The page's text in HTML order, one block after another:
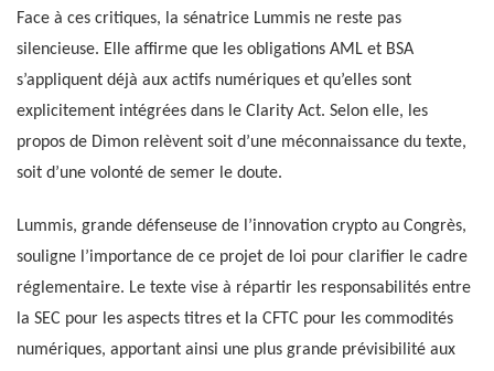
Face à ces critiques, la sénatrice Lummis ne reste pas
silencieuse. Elle affirme que les obligations AML et BSA
s’appliquent déjà aux actifs numériques et qu’elles sont
explicitement intégrées dans le Clarity Act. Selon elle, les
propos de Dimon relèvent soit d’une méconnaissance du texte,
soit d’une volonté de semer le doute.
Lummis, grande défenseuse de l’innovation crypto au Congrès,
souligne l’importance de ce projet de loi pour clarifier le cadre
réglementaire. Le texte vise à répartir les responsabilités entre
la SEC pour les aspects titres et la CFTC pour les commodités
numériques, apportant ainsi une plus grande prévisibilité aux